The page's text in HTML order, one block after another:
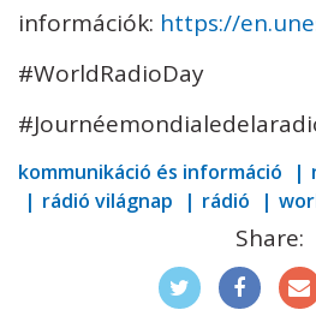
információk: https://
#WorldRadioDay
kommunikáció és információ
rádió világnap
rádió
Share: